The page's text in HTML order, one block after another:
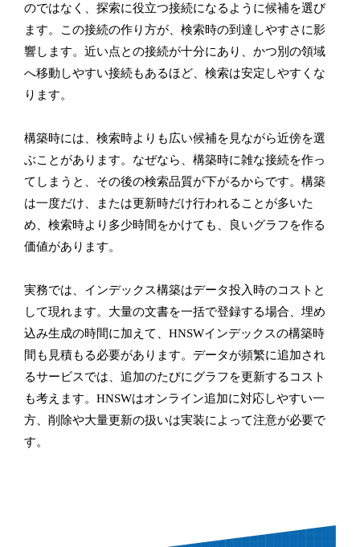
のではなく、探索に役立つ接続になるように候補を選び
ます。この接続の作り方が、検索時の到達しやすさに影
響します。近い点との接続が十分にあり、かつ別の領域
へ移動しやすい接続もあるほど、検索は安定しやすくな
ります。
構築時には、検索時よりも広い候補を見ながら近傍を選
ぶことがあります。なぜなら、構築時に雑な接続を作っ
てしまうと、その後の検索品質が下がるからです。構築
は一度だけ、または更新時だけ行われることが多いた
め、検索時より多少時間をかけても、良いグラフを作る
価値があります。
実務では、インデックス構築はデータ投入時のコストと
して現れます。大量の文書を一括で登録する場合、埋め
込み生成の時間に加えて、HNSWインデックスの構築時
間も見積もる必要があります。データが頻繁に追加され
るサービスでは、追加のたびにグラフを更新するコスト
も考えます。HNSWはオンライン追加に対応しやすい一
方、削除や大量更新の扱いは実装によって注意が必要で
す。